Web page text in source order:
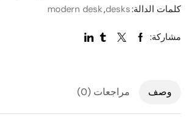
كلمات الدالة:desks
,
modern desk
مشاركة:
وصف مراجعات (0)